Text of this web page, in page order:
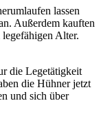
lassen
Außerdem kauften
Alter.
die Legetätigkeit
die Hühner jetzt
und sich über